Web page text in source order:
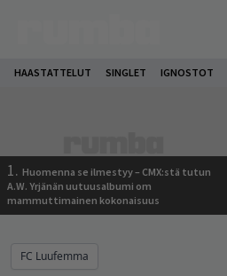
HAASTATTELUT SINGLET IGNOSTOT
1. Huomenna se ilmestyy – CMX:stä tutun
A.W. Yrjänän uutuusalbumi om
mammuttimainen kokonaisuus
FC Luufemma